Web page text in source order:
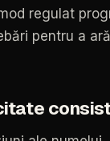
regulat
pentru a